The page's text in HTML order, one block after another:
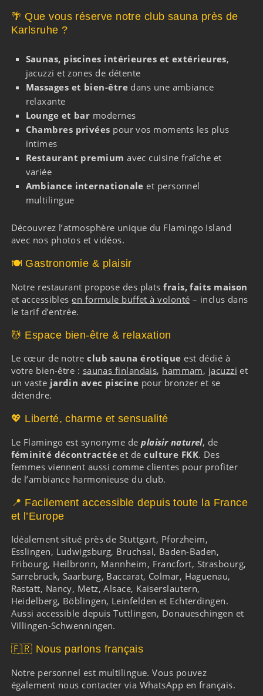
🌴 Que vous réserve notre club sauna près de
Karlsruhe ?
Saunas, piscines intérieures et extérieures,
jacuzzi et zones de détente
Massages et bien-être dans une ambiance
relaxante
Lounge et bar modernes
Chambres privées pour vos moments les plus
intimes
Restaurant premium avec cuisine fraîche et
variée
Ambiance internationale et personnel
multilingue
Découvrez l’atmosphère unique du Flamingo Island
avec nos photos etvidéos.
🍽️ Gastronomie & plaisir
Notre restaurant propose des platsfrais, faits maison
et accessibles en formule buffet à volonté – inclus dans
le tarif d’entrée.
💆 Espace bien-être & relaxation
Le cœur de notreclub sauna érotique est dédié à
votre bien-être : saunas finlandais, hammam, jacuzzi et
un vaste jardin avec piscine pour bronzer et se
détendre.
💖 Liberté, charme et sensualité
Le Flamingo est synonyme deplaisir naturel, de
féminité décontractée et deculture FKK. Des
femmes viennent aussi comme clientes pour profiter
de l’ambiance harmonieuse du club.
📍 Facilement accessible depuis toute la France
et l’Europe
Idéalement situé près de Stuttgart, Pforzheim,
Esslingen, Ludwigsburg, Bruchsal, Baden-Baden,
Fribourg, Heilbronn, Mannheim, Francfort, Strasbourg,
Sarrebruck, Saarburg, Baccarat, Colmar, Haguenau,
Rastatt, Nancy, Metz,Alsace, Kaiserslautern,
Heidelberg, Böblingen, Leinfelden et Echterdingen.
Aussi accessible depuisTuttlingen, Donaueschingen et
Villingen-Schwenningen.
🇫🇷 Nous parlons français
Notre personnel est multilingue. Vous pouvez
également nous contacter via WhatsApp en français.